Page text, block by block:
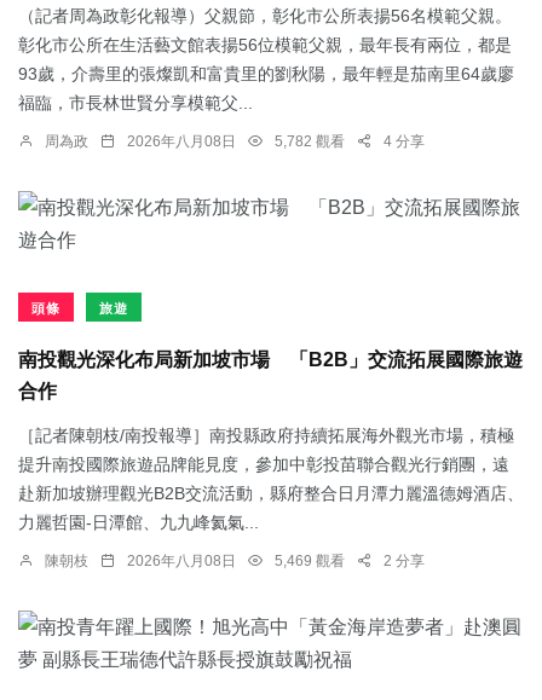
（記者周為政彰化報導）父親節，彰化市公所表揚56名模範父親。
彰化市公所在生活藝文館表揚56位模範父親，最年長有兩位，都是
93歲，介壽里的張燦凱和富貴里的劉秋陽，最年輕是茄南里64歲廖
福臨，市長林世賢分享模範父...
周為政 2026年八月08日 5,782 觀看 4 分享
頭條 旅遊
南投觀光深化布局新加坡市場 「B2B」交流拓展國際旅遊
合作
［記者陳朝枝/南投報導］南投縣政府持續拓展海外觀光市場，積極
提升南投國際旅遊品牌能見度，參加中彰投苗聯合觀光行銷團，遠
赴新加坡辦理觀光B2B交流活動，縣府整合日月潭力麗溫德姆酒店、
力麗哲園-日潭館、九九峰氦氣...
陳朝枝 2026年八月08日 5,469 觀看 2 分享